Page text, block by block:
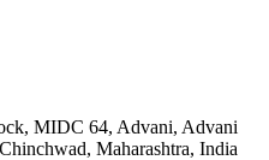
MIDC 64, Advani, Advani
Maharashtra, India